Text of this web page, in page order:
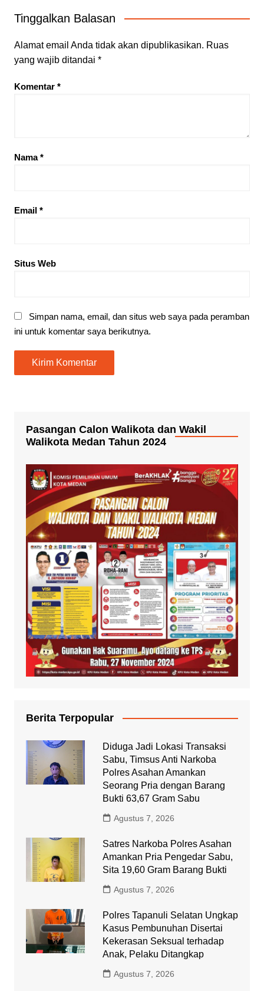
Tinggalkan Balasan
Alamat email Anda tidak akan dipublikasikan. Ruas
yang wajib ditandai *
Komentar *
Nama*
Email *
Situs Web
Simpan nama, email, dan situs web saya pada peramban
ini untuk komentar saya berikutnya.
Pasangan Calon Walikota dan Wakil
Walikota Medan Tahun 2024
Berita Terpopular
Diduga Jadi Lokasi Transaksi
Sabu, Timsus Anti Narkoba
Polres Asahan Amankan
Seorang Pria dengan Barang
Bukti 63,67 Gram Sabu
Agustus 7, 2026
Satres Narkoba Polres Asahan
Amankan Pria Pengedar Sabu,
Sita 19,60 Gram Barang Bukti
Agustus 7, 2026
Polres Tapanuli Selatan Ungkap
Kasus Pembunuhan Disertai
Kekerasan Seksual terhadap
Anak, Pelaku Ditangkap
Agustus 7, 2026